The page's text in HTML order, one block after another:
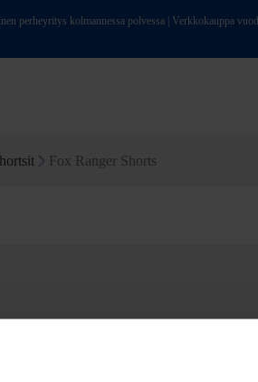
kolmannessa polvessa | Verkkokauppa
Fox Ranger Shorts